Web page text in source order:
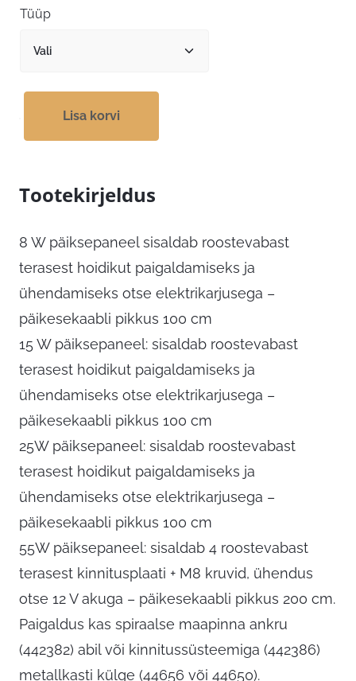
Tüüp
Lisa korvi
Tootekirjeldus
8 W päiksepaneel sisaldab roostevabast
terasest hoidikut paigaldamiseks ja
ühendamiseks otse elektrikarjusega –
päikesekaabli pikkus 100 cm
15 W päiksepaneel: sisaldab roostevabast
terasest hoidikut paigaldamiseks ja
ühendamiseks otse elektrikarjusega –
päikesekaabli pikkus 100 cm
25W päiksepaneel: sisaldab roostevabast
terasest hoidikut paigaldamiseks ja
ühendamiseks otse elektrikarjusega –
päikesekaabli pikkus 100 cm
55W päiksepaneel: sisaldab 4 roostevabast
terasest kinnitusplaati + M8 kruvid, ühendus
otse 12 V akuga – päikesekaabli pikkus 200 cm.
Paigaldus kas spiraalse maapinna ankru
(442382) abil või kinnitussüsteemiga (442386)
metallkasti külge (44656 või 44650).